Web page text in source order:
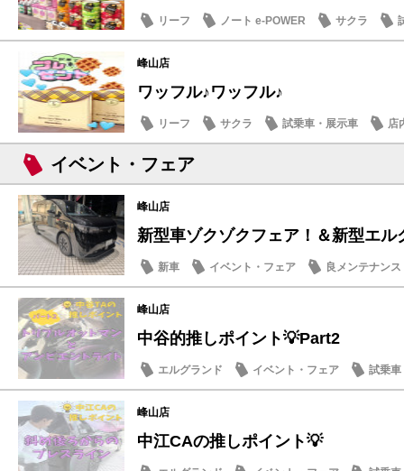
リーフ ノート e-POWER サクラ
記念品・プレゼント
峰山店
ワッフル♪ワッフル♪
リーフ サクラ 試乗車・展示車 店
イベント・フェア
峰山店
新型車ゾクゾクフェア！＆新型エル
新車 イベント・フェア 良メンテナンス
峰山店
中谷的推しポイント💡Part2
エルグランド イベント・フェア
試乗車
日産の技術
峰山店
中江CAの推しポイント💡